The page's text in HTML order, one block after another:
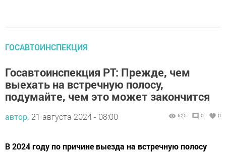
ГОСАВТОИНСПЕКЦИЯ
Госавтоинспекция РТ: Прежде, чем
выехать на встречную полосу,
подумайте, чем это может закончится
автор, 21 августа 2024 - 08:00 625 0 0
В 2024 году по причине выезда на встречную полосу